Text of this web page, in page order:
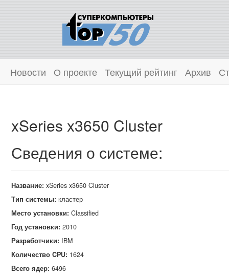
Новости О проекте Текущий рейтинг Архив
xSeries x3650 Cluster
Сведения о системе:
Название: xSeries x3650 Cluster
Тип системы: кластер
Место установки: Classified
Год установки: 2010
Разработчики: IBM
Количество CPU: 1624
Всего ядер: 6496